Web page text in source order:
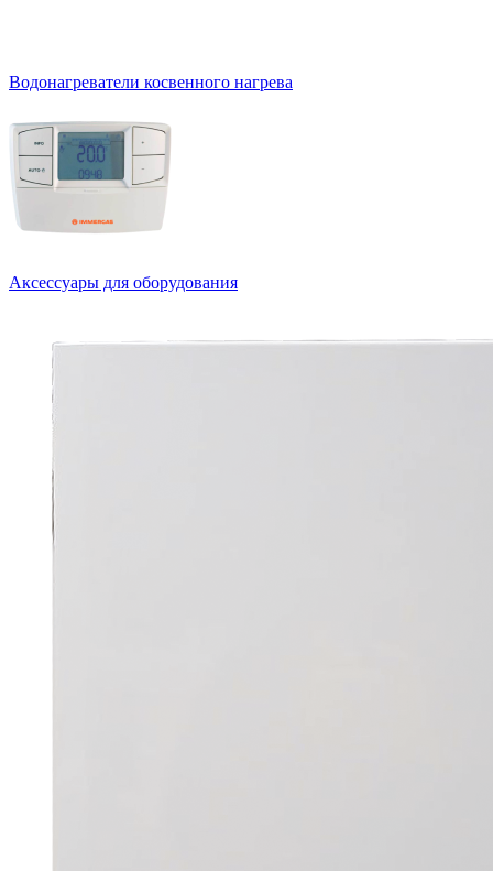
Водонагреватели косвенного нагрева
Аксессуары для оборудования